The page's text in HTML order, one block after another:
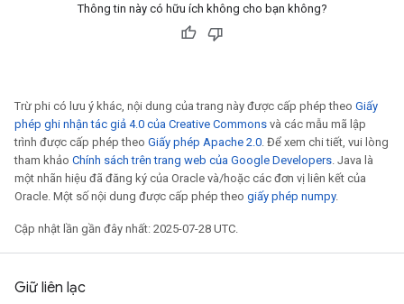
Thông tin này có hữu ích không cho bạn không?
Trừ phi có lưu ý khác, nội dung của trang này được cấp phép theo Giấy
phép ghi nhận tác giả 4.0 của Creative Commons và các mẫu mã lập
trình được cấp phép theo Giấy phép Apache 2.0. Để xem chi tiết, vui lòng
tham khảo Chính sách trên trang web của Google Developers. Java là
một nhãn hiệu đã đăng ký của Oracle và/hoặc các đơn vị liên kết của
Oracle. Một số nội dung được cấp phép theo giấy phép numpy.
Cập nhật lần gần đây nhất: 2025-07-28 UTC.
Giữ liên lạc